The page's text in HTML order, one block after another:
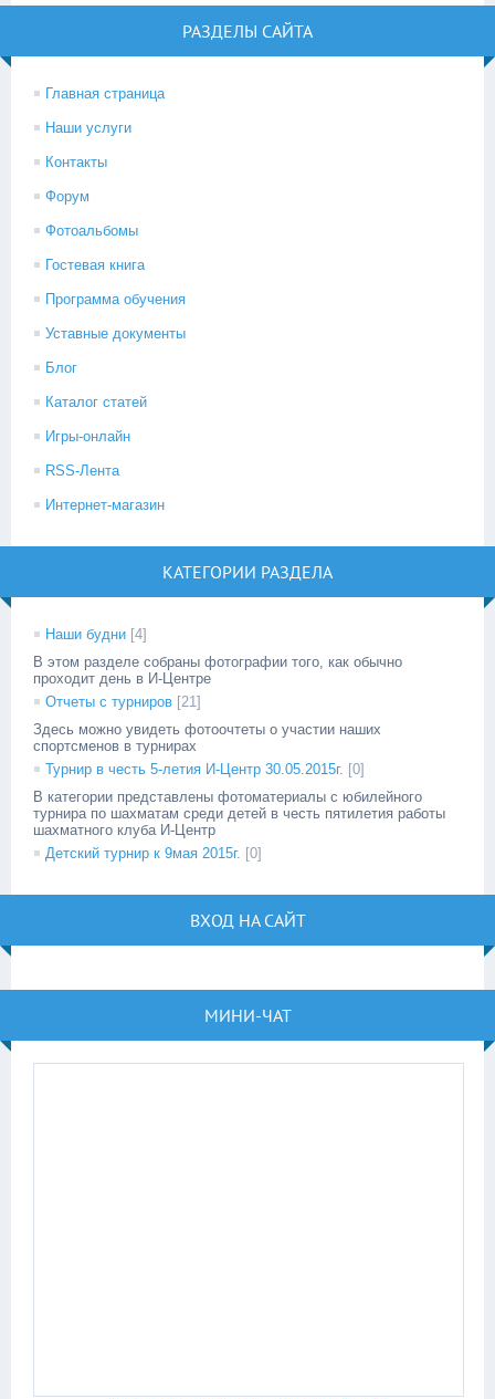
РАЗДЕЛЫ САЙТА
Главная страница
Наши услуги
Контакты
Форум
Фотоальбомы
Гостевая книга
Программа обучения
Уставные документы
Блог
Каталог статей
Игры-онлайн
RSS-Лента
Интернет-магазин
КАТЕГОРИИ РАЗДЕЛА
Наши будни [4]
В этом разделе собраны фотографии того, как обычно
проходит день в И-Центре
Отчеты с турниров [21]
Здесь можно увидеть фотоочтеты о участии наших
спортсменов в турнирах
Турнир в честь 5-летия И-Центр 30.05.2015г. [0]
В категории представлены фотоматериалы с юбилейного
турнира по шахматам среди детей в честь пятилетия работы
шахматного клуба И-Центр
Детский турнир к 9мая 2015г. [0]
ВХОД НА САЙТ
МИНИ-ЧАТ